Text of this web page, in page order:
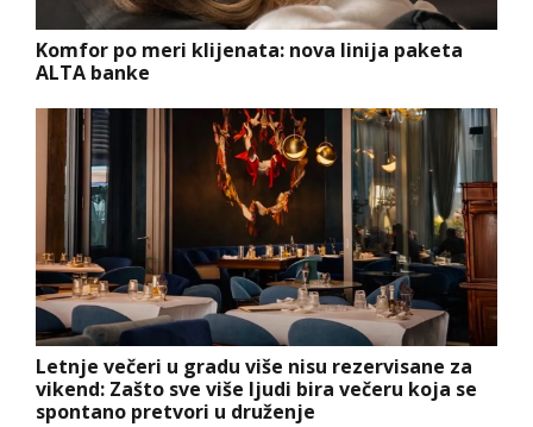
Komfor po meri klijenata: nova linija paketa
ALTA banke
Letnje večeri u gradu više nisu rezervisane za
vikend: Zašto sve više ljudi bira večeru koja se
spontano pretvori u druženje